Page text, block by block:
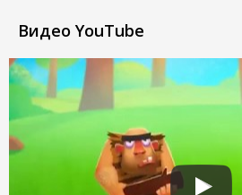
Видео YouTube